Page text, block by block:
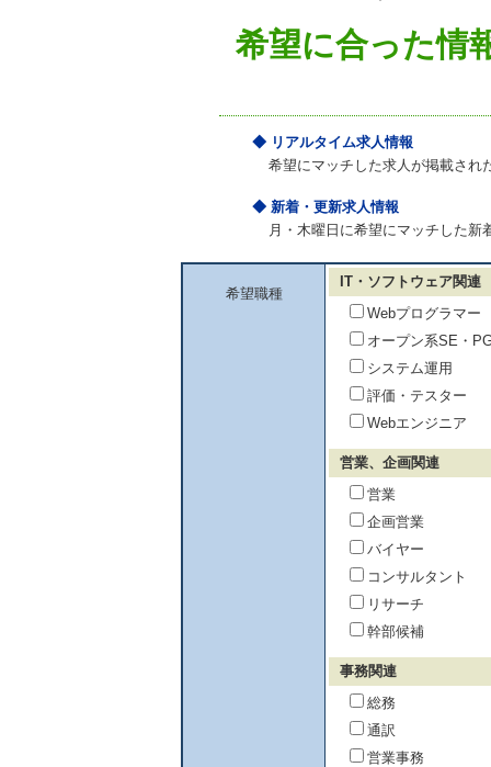
希望に合った情
◆ リアルタイム求人情報
希望にマッチした求人が掲載され
◆ 新着・更新求人情報
月・木曜日に希望にマッチした
希望職種
IT・ソフトウェア関連
Webプログラマー
オープン系SE・
システム運用
評価・テスター
Webエンジニア
営業、企画関連
営業
企画営業
バイヤー
コンサルタント
リサーチ
幹部候補
事務関連
総務
通訳
営業事務